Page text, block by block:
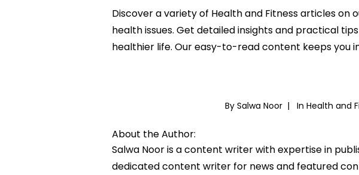
Discover a variety of Health and Fitness articles on
health issues. Get detailed insights and practical
healthier life. Our easy-to-read content keeps you
By Salwa Noor | In Health and
About the Author:
Salwa Noor is a content writer with expertise in
dedicated content writer for news and featured